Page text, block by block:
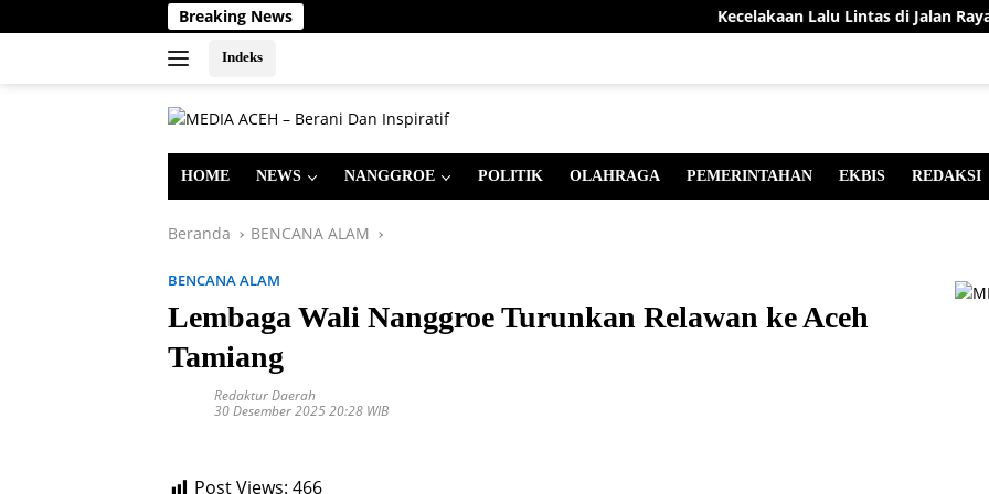
ke
Breaking News Kecelakaan Lalu Lintas di Jalan Raya,
Indeks
HOME NEWS NANGGROE POLITIK OLAHRAGA PEMERINTAHAN EKBIS REDAKSI
Beranda BENCANA ALAM
BENCANA ALAM
Lembaga Wali Nanggroe Turunkan Relawan ke Aceh
Tamiang
Redaktur Daerah
30 Desember 2025 20:28 WIB
Post Views: 466